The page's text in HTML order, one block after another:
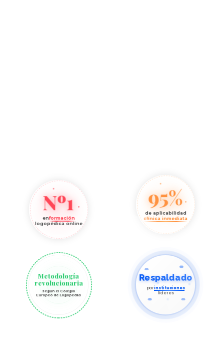
Nº1
enformación
logopédica online
95%
de aplicabilidad
clínica inmediata
Metodología
revolucionaria
según el Colegio
Europeo de Logopedas
Respaldado
porinstituciones
líderes